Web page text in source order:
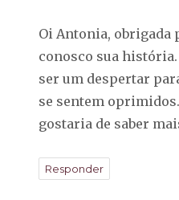
Oi Antonia,
conosco sua
ser um despertar
se sentem
gostaria de saber
Responder